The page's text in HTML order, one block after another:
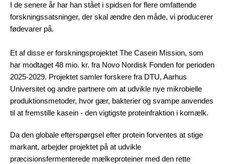
I de senere år har han stået i spidsen for flere omfattende
forskningssatsninger, der skal ændre den måde, vi producerer
fødevarer på.
Et af disse er forskningsprojektet The Casein Mission, som
har modtaget 48 mio. kr. fra Novo Nordisk Fonden for perioden
2025-2029. Projektet samler forskere fra DTU, Aarhus
Universitet og andre partnere om at udvikle nye mikrobielle
produktionsmetoder, hvor gær, bakterier og svampe anvendes
til at fremstille kasein - den vigtigste proteinfraktion i komælk.
Da den globale efterspørgsel efter protein forventes at stige
markant, arbejder projektet på at udvikle
præcisionsfermenterede mælkeproteiner med den rette